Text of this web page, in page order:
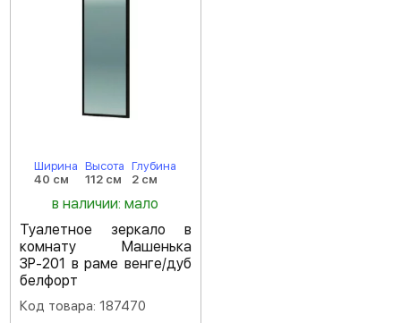
Ширина
40 см
Высота
112 см
Глубина
2 см
в наличии: мало
Туалетное зеркало в
комнату Машенька
ЗР-201 в раме венге/дуб
белфорт
Код товара: 187470